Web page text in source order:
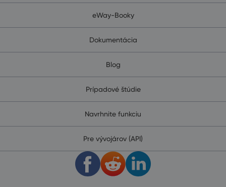
eWay-Booky
Dokumentácia
Blog
Prípadové štúdie
Navrhnite funkciu
Pre vývojárov (API)